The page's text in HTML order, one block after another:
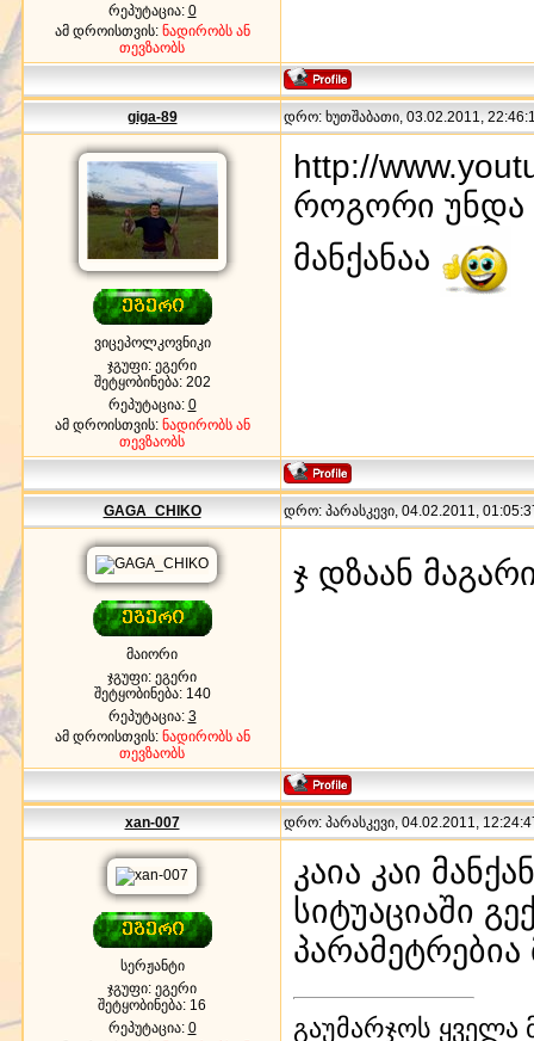
რეპუტაცია: 0
ამ დროისთვის: ნადირობს ან
თევზაობს
giga-89 დრო: ხუთშაბათი, 03.02.2011,
ვიცეპოლკოვნიკი
ჯგუფი: ეგერი
შეტყობინება: 202
რეპუტაცია: 0
ამ დროისთვის: ნადირობს ან
თევზაობს
http://
როგორი უნდა
მანქანაა
GAGA_CHIKO დრო: პარასკევი, 04.02.2011,
მაიორი
ჯგუფი: ეგერი
შეტყობინება: 140
რეპუტაცია: 3
ამ დროისთვის: ნადირობს ან
თევზაობს
ჯ დზაან
xan-007 დრო: პარასკევი, 04.02.2011,
სერჟანტი
ჯგუფი: ეგერი
შეტყობინება: 16
რეპუტაცია: 0
კაია კაი
სიტუაციაში
გაუმარჯოს ყველა